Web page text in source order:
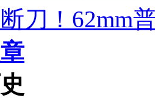
刀！62mm